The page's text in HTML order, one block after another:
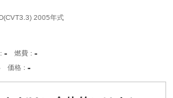
2005年式
- 燃費 -
価格 -